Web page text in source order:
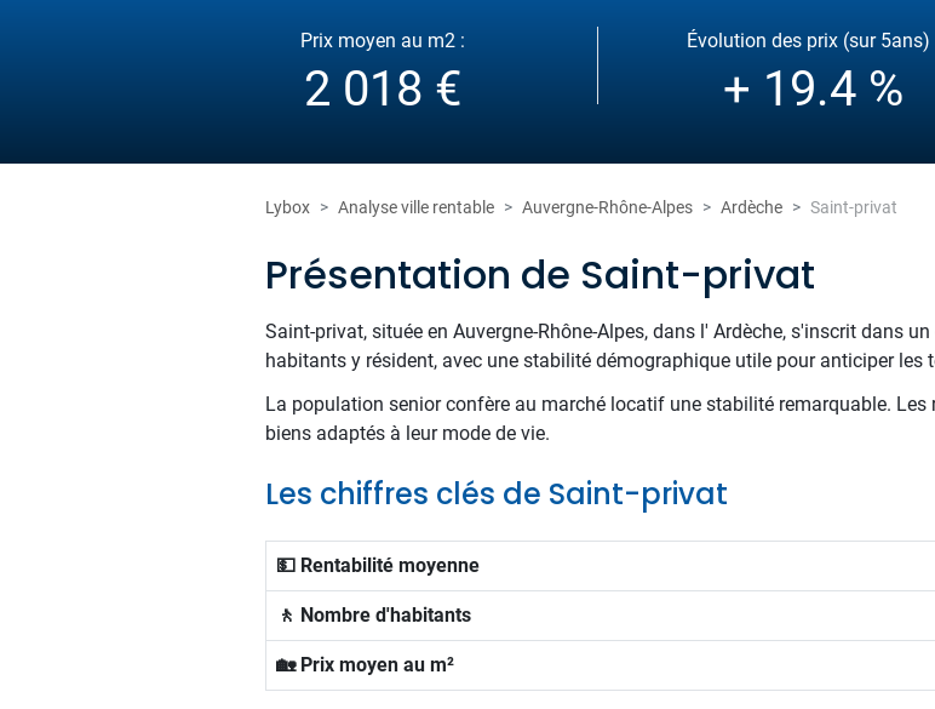
Prix moyen au m2 :
2 018 €
Évolution des prix (sur 5ans)
+ 19.4 %
Lybox Analyse ville rentable Auvergne-Rhône-Alpes Ardèche Saint-privat
Présentation de Saint-privat
Saint-privat, située en Auvergne-Rhône-Alpes, dans l' Ardèche, s'inscrit dans
habitants y résident, avec une stabilité démographique utile pour anticiper les
La population senior confère au marché locatif une stabilité remarquable.
biens adaptés à leur mode de vie.
Les chiffres clés de Saint-privat
💵 Rentabilité moyenne
🚶 Nombre d'habitants
🏡 Prix moyen au m²